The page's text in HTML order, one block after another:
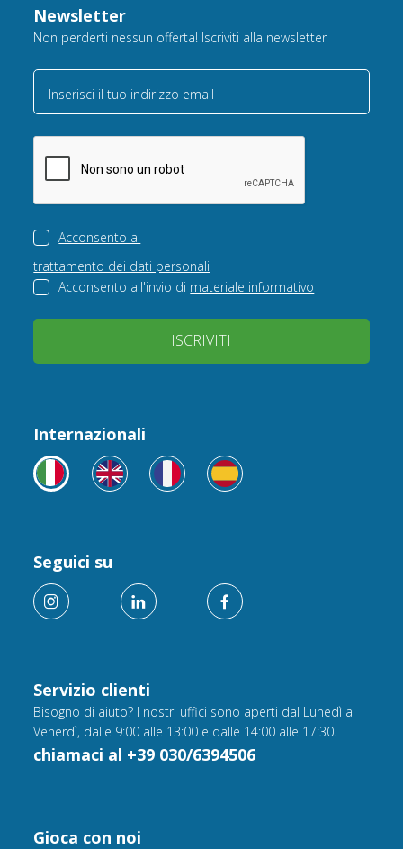
Newsletter
Non perderti nessun offerta! Iscriviti alla newsletter
Inserisci il tuo indirizzo email
Acconsento al
trattamento dei dati personali
Acconsento all'invio di materiale informativo
ISCRIVITI
Servizio clienti
Bisogno di aiuto? I nostri uffici sono aperti dal Lunedì al
Venerdì, dalle 9:00 alle 13:00 e dalle 14:00 alle 17:30.
chiamaci al +39 030/6394506
Internazionali
Seguici su
Gioca con noi